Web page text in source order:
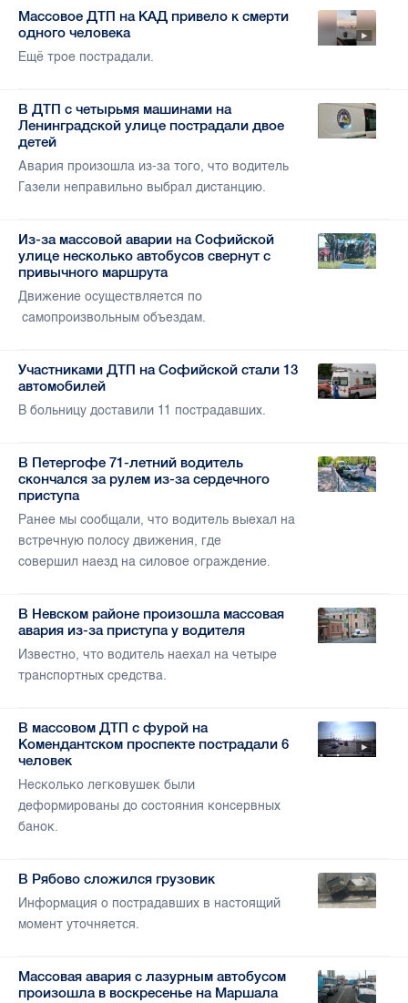
Массовое ДТП на КАД привело к смерти
одного человека
Ещё трое пострадали.
В ДТП с четырьмя машинами на
Ленинградской улице пострадали двое
детей
Авария произошла из-за того, что водитель
Газели неправильно выбрал дистанцию.
Из-за массовой аварии на Софийской
улице несколько автобусов свернут с
привычного маршрута
Движение осуществляется по
самопроизвольным объездам.
Участниками ДТП на Софийской стали 13
автомобилей
В больницу доставили 11 пострадавших.
В Петергофе 71-летний водитель
скончался за рулем из-за сердечного
приступа
Ранее мы сообщали, что водитель выехал на
встречную полосу движения, где
совершил наезд на силовое ограждение.
В Невском районе произошла массовая
авария из-за приступа у водителя
Известно, что водитель наехал на четыре
транспортных средства.
В массовом ДТП с фурой на
Комендантском проспекте пострадали 6
человек
Несколько легковушек были
деформированы до состояния консервных
банок.
В Рябово сложился грузовик
Информация о пострадавших в настоящий
момент уточняется.
Массовая авария с лазурным автобусом
произошла в воскресенье на Маршала